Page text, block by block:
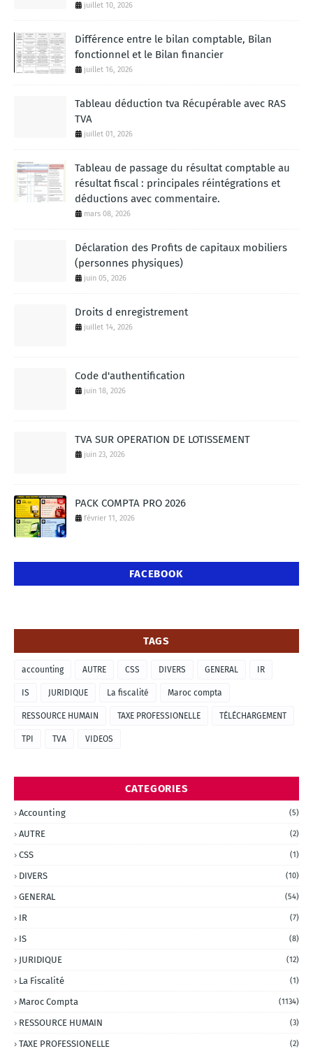
juillet 10, 2026
Différence entre le bilan comptable, Bilan
fonctionnel et le Bilan financier
juillet 16, 2026
Tableau déduction tva Récupérable avec RAS
TVA
juillet 01, 2026
Tableau de passage du résultat comptable au
résultat fiscal : principales réintégrations et
déductions avec commentaire.
mars 08, 2026
Déclaration des Profits de capitaux mobiliers
(personnes physiques)
juin 05, 2026
Droits d enregistrement
juillet 14, 2026
Code d'authentification
juin 18, 2026
TVA SUR OPERATION DE LOTISSEMENT
juin 23, 2026
PACK COMPTA PRO 2026
février 11, 2026
FACEBOOK
TAGS
accounting AUTRE CSS DIVERS GENERAL IR
IS JURIDIQUE La fiscalité Maroc compta
RESSOURCE HUMAIN TAXE PROFESSIONELLE TÉLÉCHARGEMENT
TPI TVA VIDEOS
CATEGORIES
Accounting (5)
AUTRE (2)
CSS (1)
DIVERS (10)
GENERAL (54)
IR (7)
IS (8)
JURIDIQUE (12)
La Fiscalité (1)
Maroc Compta (1134)
RESSOURCE HUMAIN (3)
TAXE PROFESSIONELLE (2)